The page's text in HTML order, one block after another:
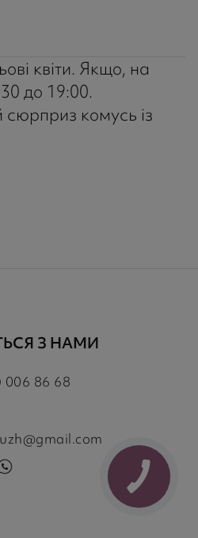
квіти. Якщо, на
до 19:00.
сюрприз комусь із
З НАМИ
006 86 68